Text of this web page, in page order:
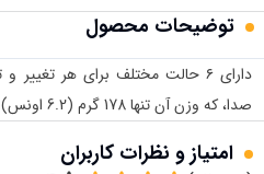
توضیحات محصول
دارای ۶ حالت مختلف برای هر
صدا، که وزن آن تنها 178 گرم (6.2 اونس) است.
امتیاز و نظرات کاربران